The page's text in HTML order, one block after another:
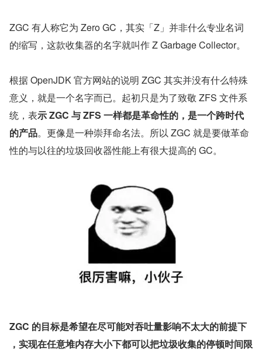
ZGC 有人称它为 Zero GC，其实「Z」并非什么专业名词
的缩写，这款收集器的名字就叫作 Z Garbage Collector。
根据 OpenJDK 官方网站的说明 ZGC 其实并没有什么特殊
意义，就是一个名字而已。起初只是为了致敬 ZFS 文件系
统，表示 ZGC 与 ZFS 一样都是革命性的，是一个跨时代
的产品。更像是一种崇拜命名法。所以 ZGC 就是要做革命
性的与以往的垃圾回收器性能上有很大提高的 GC。
ZGC 的目标是希望在尽可能对吞吐量影响不太大的前提下
，实现在任意堆内存大小下都可以把垃圾收集的停顿时间限